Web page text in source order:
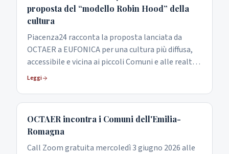
proposta del “modello Robin Hood” della
cultura
Piacenza24 racconta la proposta lanciata da
OCTAER a EUFONICA per una cultura più diffusa,
accessibile e vicina ai piccoli Comuni e alle realtà
indipendenti.
Leggi
OCTAER incontra i Comuni dell'Emilia-
Romagna
Call Zoom gratuita mercoledì 3 giugno 2026 alle